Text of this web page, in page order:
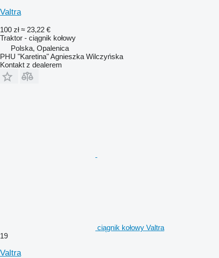
Valtra
100 zł ≈ 23,22 €
Traktor - ciągnik kołowy
Polska, Opalenica
PHU "Karetina" Agnieszka Wilczyńska
Kontakt z dealerem
ciągnik kołowy Valtra
19
Valtra